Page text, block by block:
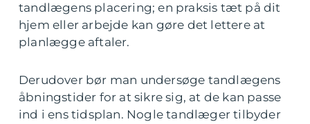
tandlægens placering; en praksis tæt på dit
hjem eller arbejde kan gøre det lettere at
planlægge aftaler.
Derudover bør man undersøge tandlægens
åbningstider for at sikre sig, at de kan passe
ind i ens tidsplan. Nogle tandlæger tilbyder